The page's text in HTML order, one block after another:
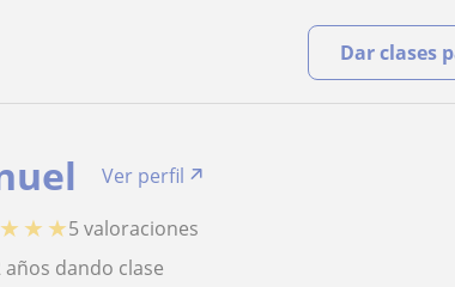
Dar clases
Ver perfil
★ ★ ★5 valoraciones
2 años dando clase